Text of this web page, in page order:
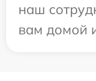
наш
вам домой